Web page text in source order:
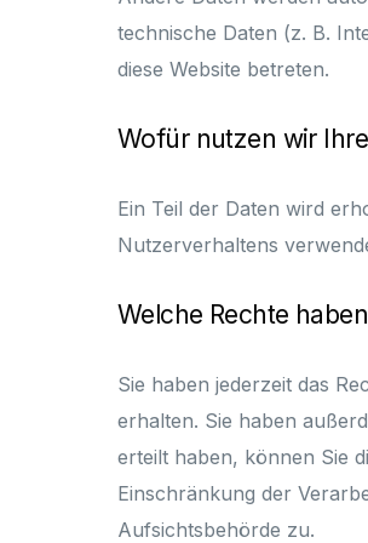
technische Daten (z. B.
diese Website betreten.
Wofür nutzen wir
Ein Teil der Daten wird
Nutzerverhaltens
Welche Rechte
Sie haben jederzeit das
erhalten. Sie haben
erteilt haben, können Sie
Einschränkung der
Aufsichtsbehörde zu.